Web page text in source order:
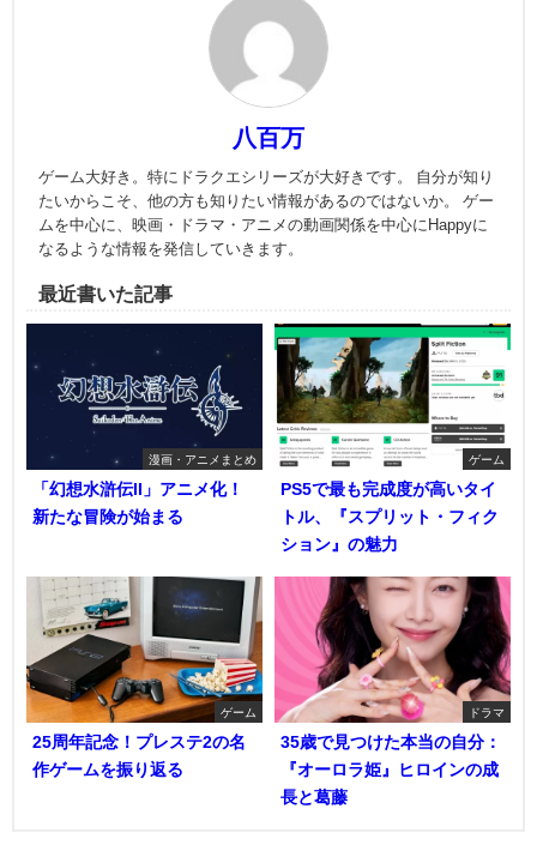
八百万
ゲーム大好き。特にドラクエシリーズが大好きです。 自分が知り
たいからこそ、他の方も知りたい情報があるのではないか。 ゲー
ムを中心に、映画・ドラマ・アニメの動画関係を中心にHappyに
なるような情報を発信していきます。
最近書いた記事
漫画・アニメまとめ
「幻想水滸伝II」アニメ化！
新たな冒険が始まる
ゲーム
PS5で最も完成度が高いタイ
トル、『スプリット・フィク
ション』の魅力
ゲーム
25周年記念！プレステ2の名
作ゲームを振り返る
ドラマ
35歳で見つけた本当の自分：
『オーロラ姫』ヒロインの成
長と葛藤